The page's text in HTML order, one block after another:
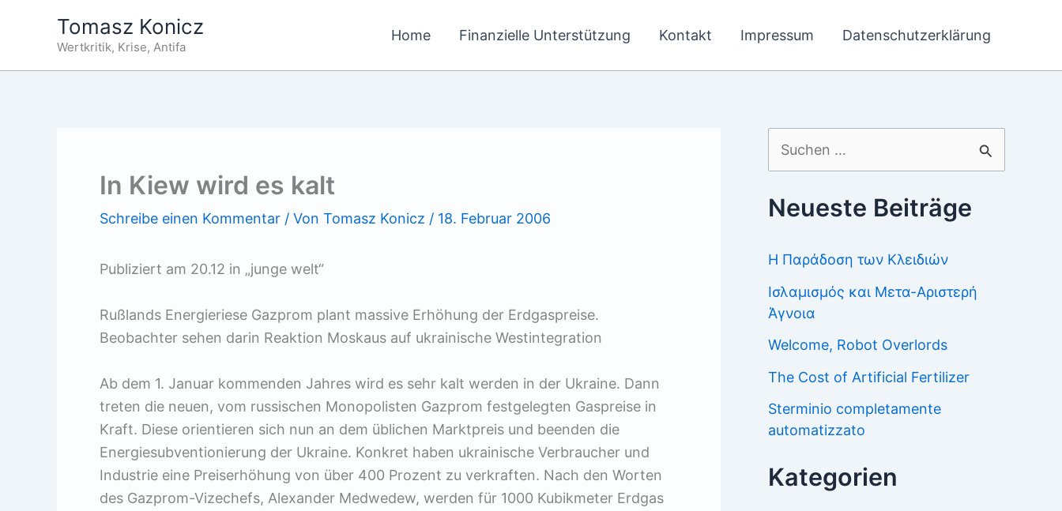
Tomasz Konicz
Wertkritik, Krise, Antifa
Home Finanzielle Unterstützung Kontakt Impressum Datenschutzerklärung
In Kiew wird es kalt
Schreibe einen Kommentar / Von Tomasz Konicz / 18. Februar 2006
Publiziert am 20.12 in „junge welt“
Rußlands Energieriese Gazprom plant massive Erhöhung der Erdgaspreise.
Beobachter sehen darin Reaktion Moskaus auf ukrainische Westintegration
Ab dem 1. Januar kommenden Jahres wird es sehr kalt werden in der Ukraine. Dann
treten die neuen, vom russischen Monopolisten Gazprom festgelegten Gaspreise in
Kraft. Diese orientieren sich nun an dem üblichen Marktpreis und beenden die
Energiesubventionierung der Ukraine. Konkret haben ukrainische Verbraucher und
Industrie eine Preiserhöhung von über 400 Prozent zu verkraften. Nach den Worten
des Gazprom-Vizechefs, Alexander Medwedew, werden für 1000 Kubikmeter Erdgas
Suchen
nach:
Neueste Beiträge
Η Παράδοση των Κλειδιών
Ισλαμισμός και Μετα-Αριστερή
Άγνοια
Welcome, Robot Overlords
The Cost of Artificial Fertilizer
Sterminio completamente
automatizzato
Kategorien